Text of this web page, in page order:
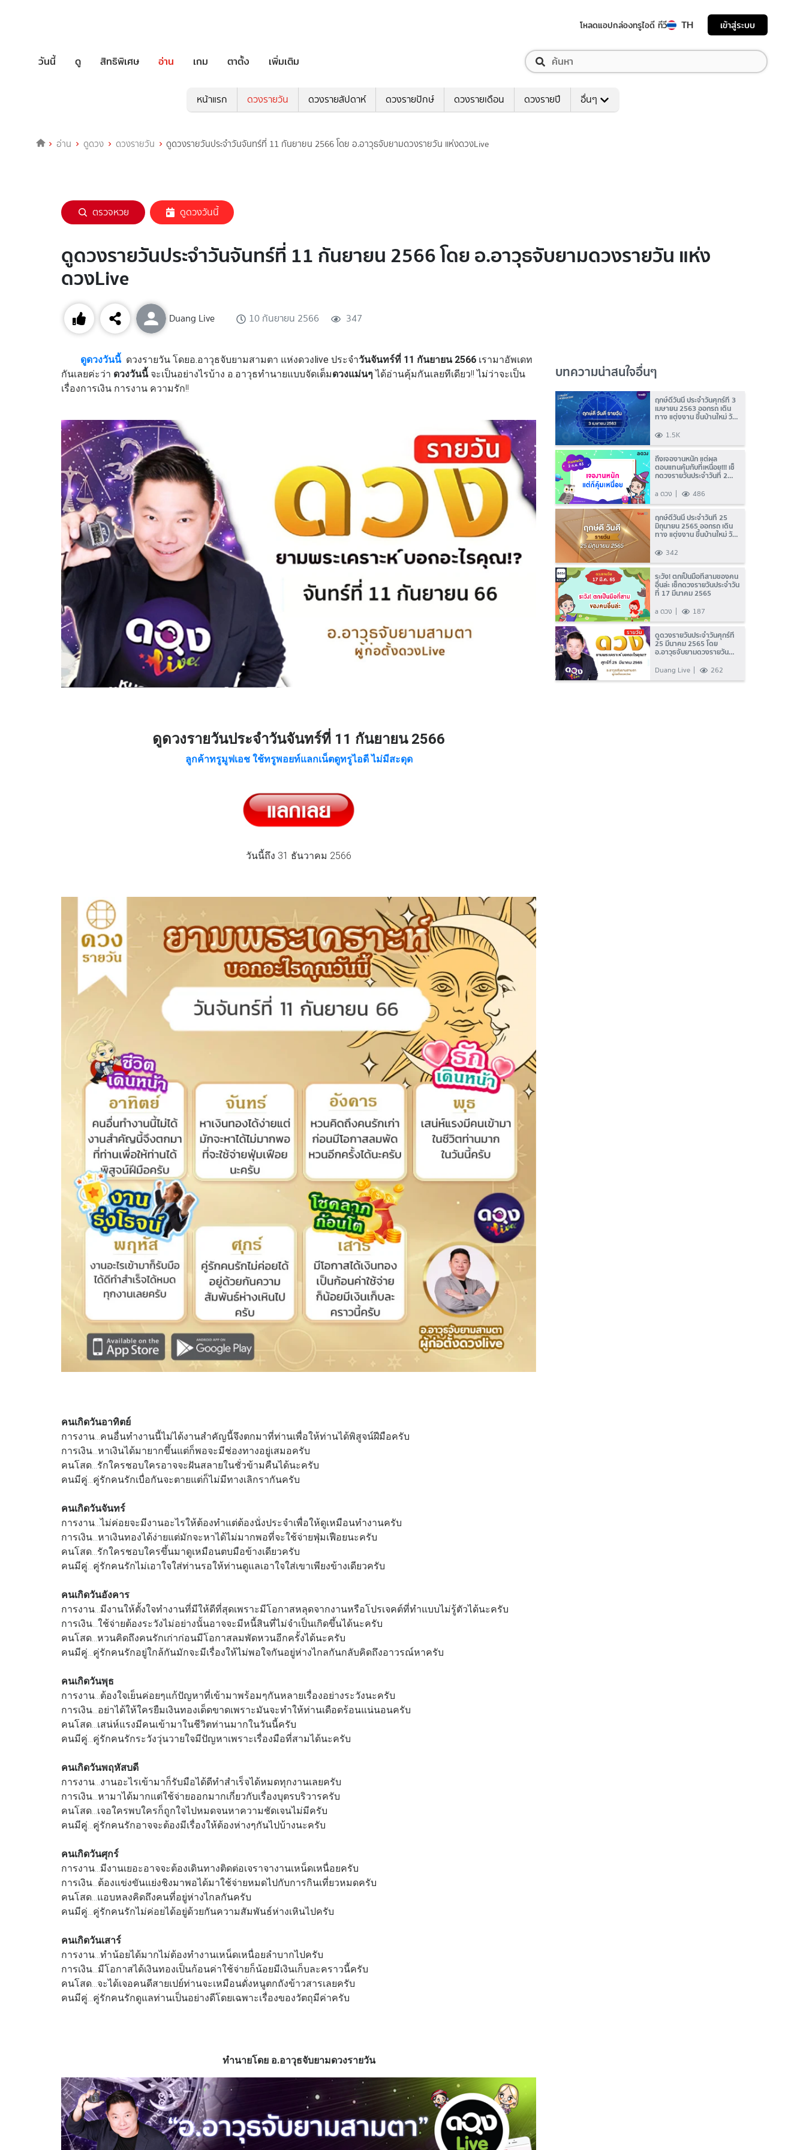
โหลดแอปกล่องทรูไอดี ทีวี TH เข้าสู่ระบบ
วันนี้ ดู สิทธิพิเศษ อ่าน เกม ตาตั้ง เพิ่มเติม
หน้าแรก ดวงรายวัน ดวงรายสัปดาห์ ดวงรายปักษ์ ดวงรายเดือน ดวงรายปี อื่นๆ
อ่าน ดูดวง ดวงรายวัน ดูดวงรายวันประจำวันจันทร์ที่ 11 กันยายน 2566 โดย อ.อาวุธจับยามดวงรายวัน แห่งดวงLive
ตรวจหวย ดูดวงวันนี้
ดูดวงรายวันประจำวันจันทร์ที่ 11 กันยายน 2566 โดย อ.อาวุธจับยามดวงรายวัน แห่ง
ดวงLive
Duang Live 10 กันยายน 2566 347
ดูดวงวันนี้ ดวงรายวัน โดยอ.อาวุธจับยามสามตา แห่งดวงlive ประจำวันจันทร์ที่ 11 กันยายน 2566 เรามาอัพเดท
กันเลยค่ะว่า ดวงวันนี้จะเป็นอย่างไรบ้าง อ.อาวุธทำนายแบบจัดเต็มดวงแม่นๆ ได้อ่านคุ้มกันเลยทีเดียว!! ไม่ว่าจะเป็น
เรื่องการเงิน การงาน ความรัก!!
ดูดวงรายวันประจำวันจันทร์ที่ 11 กันยายน 2566
ลูกค้าทรูมูฟเอช ใช้ทรูพอยท์แลกเน็ตดูทรูไอดี ไม่มีสะดุด
วันนี้ถึง 31 ธันวาคม 2566
คนเกิดวันอาทิตย์
การงาน...คนอื่นทำงานนี้ไม่ได้งานสำคัญนี้จึงตกมาที่ท่านเพื่อให้ท่านได้พิสูจน์ฝีมือครับ
การเงิน...หาเงินได้มายากขึ้นแต่ก็พอจะมีช่องทางอยู่เสมอครับ
คนโสด...รักใครชอบใครอาจจะฝันสลายในชั่วข้ามคืนได้นะครับ
คนมีคู่...คู่รักคนรักเบื่อกันจะตายแต่ก็ไม่มีทางเลิกรากันครับ
คนเกิดวันจันทร์
การงาน...ไม่ค่อยจะมีงานอะไรให้ต้องทำแต่ต้องนั่งประจำเพื่อให้ดูเหมือนทำงานครับ
การเงิน...หาเงินทองได้ง่ายแต่มักจะหาได้ไม่มากพอที่จะใช้จ่ายฟุ่มเฟือยนะครับ
คนโสด...รักใครชอบใครขึ้นมาดูเหมือนตบมือข้างเดียวครับ
คนมีคู่...คู่รักคนรักไม่เอาใจใส่ท่านรอให้ท่านดูแลเอาใจใส่เขาเพียงข้างเดียวครับ
คนเกิดวันอังคาร
การงาน...มีงานให้ตั้งใจทำงานที่มีให้ดีที่สุดเพราะมีโอกาสหลุดจากงานหรือโปรเจคต์ที่ทำแบบไม่รู้ตัวได้นะครับ
การเงิน...ใช้จ่ายต้องระวังไม่อย่างนั้นอาจจะมีหนี้สินที่ไม่จำเป็นเกิดขึ้นได้นะครับ
คนโสด...หวนคิดถึงคนรักเก่าก่อนมีโอกาสลมพัดหวนอีกครั้งได้นะครับ
คนมีคู่...คู่รักคนรักอยู่ใกล้กันมักจะมีเรื่องให้ไม่พอใจกันอยู่ห่างไกลกันกลับคิดถึงอาวรณ์หาครับ
คนเกิดวันพุธ
การงาน...ต้องใจเย็นค่อยๆแก้ปัญหาที่เข้ามาพร้อมๆกันหลายเรื่องอย่างระวังนะครับ
การเงิน...อย่าได้ให้ใครยืมเงินทองเด็ดขาดเพราะมันจะทำให้ท่านเดือดร้อนแน่นอนครับ
คนโสด...เสน่ห์แรงมีคนเข้ามาในชีวิตท่านมากในวันนี้ครับ
คนมีคู่...คู่รักคนรักระวังวุ่นวายใจมีปัญหาเพราะเรื่องมือที่สามได้นะครับ
คนเกิดวันพฤหัสบดี
การงาน...งานอะไรเข้ามาก็รับมือได้ดีทำสำเร็จได้หมดทุกงานเลยครับ
การเงิน...หามาได้มากแต่ใช้จ่ายออกมากเกี่ยวกับเรื่องบุตรบริวารครับ
คนโสด...เจอใครพบใครก็ถูกใจไปหมดจนหาความชัดเจนไม่มีครับ
คนมีคู่...คู่รักคนรักอาจจะต้องมีเรื่องให้ต้องห่างๆกันไปบ้างนะครับ
คนเกิดวันศุกร์
การงาน...มีงานเยอะอาจจะต้องเดินทางติดต่อเจราจางานเหน็ดเหนื่อยครับ
การเงิน...ต้องแข่งขันแย่งชิงมาพอได้มาใช้จ่ายหมดไปกับการกินเที่ยวหมดครับ
คนโสด...แอบหลงคิดถึงคนที่อยู่ห่างไกลกันครับ
คนมีคู่...คู่รักคนรักไม่ค่อยได้อยู่ด้วยกันความสัมพันธ์ห่างเหินไปครับ
คนเกิดวันเสาร์
การงาน...ทำน้อยได้มากไม่ต้องทำงานเหน็ดเหนื่อยลำบากไปครับ
การเงิน...มีโอกาสได้เงินทองเป็นก้อนค่าใช้จ่ายก็น้อยมีเงินเก็บละคราวนี้ครับ
คนโสด...จะได้เจอคนดีสายเปย์ท่านจะเหมือนดั่งหนูตกถังข้าวสารเลยครับ
คนมีคู่...คู่รักคนรักดูแลท่านเป็นอย่างดีโดยเฉพาะเรื่องของวัตถุมีค่าครับ
ทำนายโดย อ.อาวุธจับยามดวงรายวัน
บทความน่าสนใจอื่นๆ
ฤกษ์ดีวันนี้ ประจำวันศุกร์ที่ 3
เมษายน 2563 ออกรถ เดิน
ทาง แต่งงาน ขึ้นบ้านใหม่ วัน
งาน a ดวง
1.5K
ถึงเจองานหนัก แต่ผล
ตอบแทนคุ้มกับที่เหนื่อย!!! เช็
กดวงรายวันประจำวันที่ 2
a ดวง 486
ฤกษ์ดีวันนี้ ประจำวันที่ 25
มิถุนายน 2565 ออกรถ เดิน
ทาง แต่งงาน ขึ้นบ้านใหม่ วัน
342
ระวัง! ตกเป็นมือที่สามของคน
อื่นล่ะ เช็กดวงรายวันประจำวัน
ที่ 17 มีนาคม 2565
a ดวง 187
ดูดวงรายวันประจำวันศุกร์ที่
25 มีนาคม 2565 โดย
อ.อาวุธจับยามดวงรายวัน
Duang Live 262